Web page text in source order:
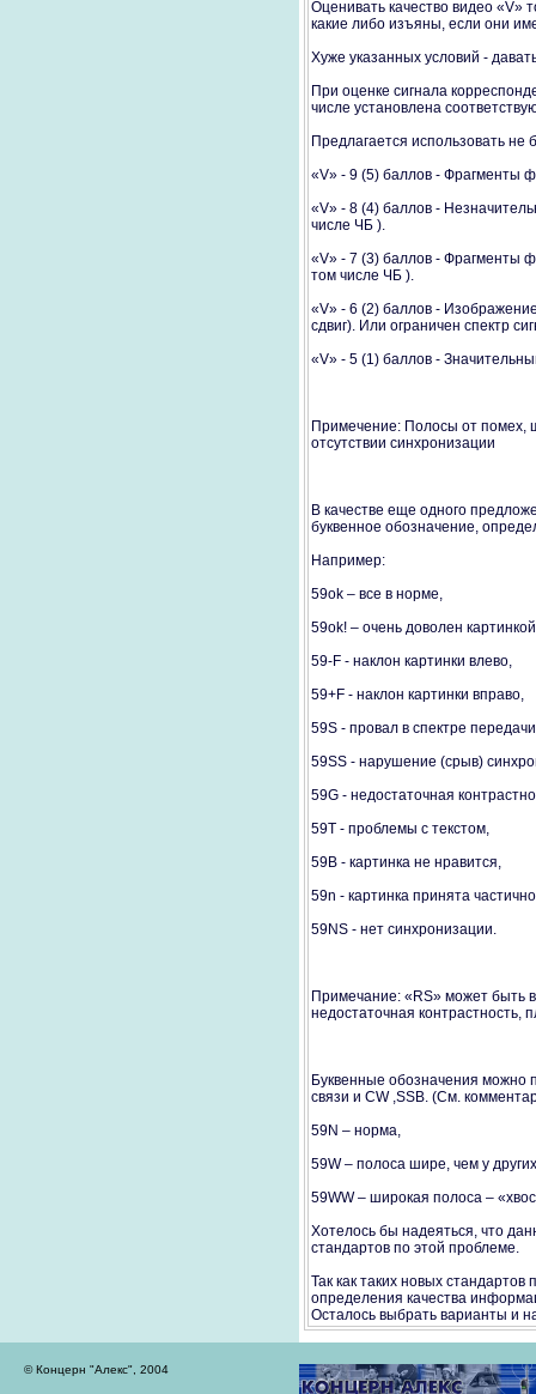
Оценивать качество видео «V»
какие либо изъяны, если они
Хуже указанных условий -
При оценке сигнала
числе установлена
Предлагается использовать не
«V» - 9 (5) баллов - Фрагменты
«V» - 8 (4) баллов -
числе ЧБ ).
«V» - 7 (3) баллов - Фрагменты
том числе ЧБ ).
«V» - 6 (2) баллов -
сдвиг). Или ограничен спектр
«V» - 5 (1) баллов -
Примечение: Полосы от помех,
отсутствии синхронизации
В качестве еще одного
буквенное обозначение,
Например:
59ok – все в норме,
59ok! – очень доволен
59-F - наклон картинки влево,
59+F - наклон картинки вправо,
59S - провал в спектре
59SS - нарушение (срыв)
59G - недостаточная
59T - проблемы с текстом,
59B - картинка не нравится,
59n - картинка принята
59NS - нет синхронизации.
Примечание: «RS» может быть
недостаточная контрастность,
Буквенные обозначения можно
связи и CW ,SSB. (См.
59N – норма,
59W – полоса шире, чем у
59WW – широкая полоса –
Хотелось бы надеяться, что
стандартов по этой проблеме.
Так как таких новых
определения качества
Осталось выбрать варианты и
© Концерн "Алекс", 2004